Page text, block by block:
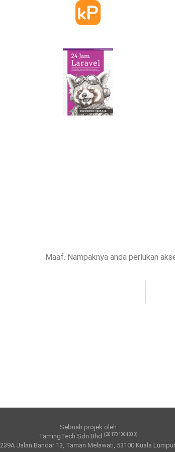
Maaf. Nampaknya anda perlukan
Sebuah projek oleh
TamingTech Sdn Bhd (201701004303)
239A Jalan Bandar 13, Taman Melawati, 53100 Kuala